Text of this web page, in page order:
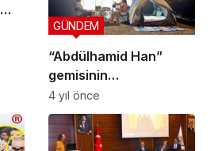
“Abdülhamid Han”
gemisinin
manzarasında kamp
GÜNDEM
4 yıl önce